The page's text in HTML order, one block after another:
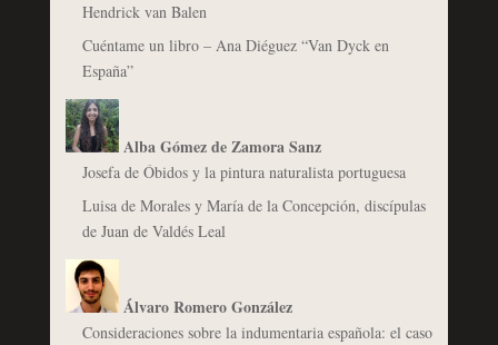
Hendrick van Balen
Cuéntame un libro – Ana Diéguez “Van Dyck en
España”
Alba Gómez de Zamora Sanz
Josefa de Óbidos y la pintura naturalista portuguesa
Luisa de Morales y María de la Concepción, discípulas
de Juan de Valdés Leal
Álvaro Romero González
Consideraciones sobre la indumentaria española: el caso